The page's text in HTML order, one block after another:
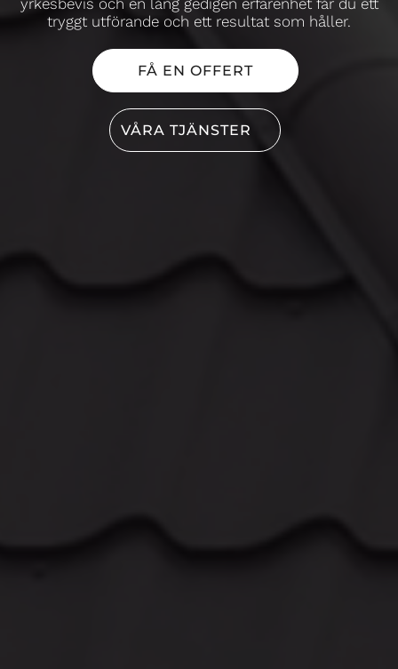
yrkesbevis och en lång gedigen erfarenhet får du ett
tryggt utförande och ett resultat som håller.
FÅ EN OFFERT
VÅRA TJÄNSTER